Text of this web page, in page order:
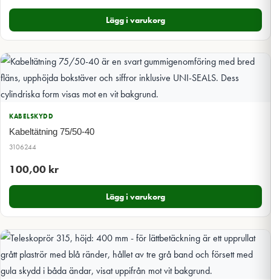
Lägg i varukorg
KABELSKYDD
Kabeltätning 75/50-40
3106244
100,00 kr
Lägg i varukorg